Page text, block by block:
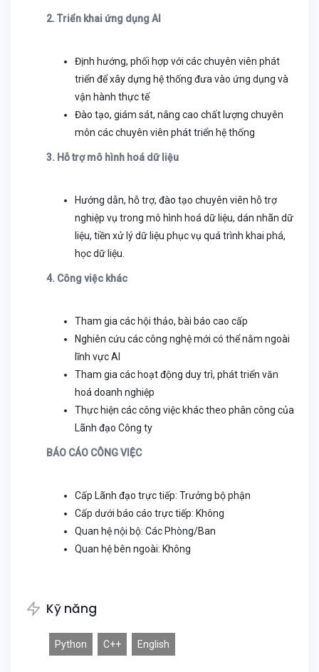
2. Triển khai ứng dụng AI
Định hướng, phối hợp với các chuyên viên phát
triển để xây dựng hệ thống đưa vào ứng dụng và
vận hành thực tế
Đào tạo, giám sát, nâng cao chất lượng chuyên
môn các chuyên viên phát triển hệ thống
3. Hỗ trợ mô hình hoá dữ liệu
Hướng dẫn, hỗ trợ, đào tạo chuyên viên hỗ trợ
nghiệp vụ trong mô hình hoá dữ liệu, dán nhãn dữ
liệu, tiền xử lý dữ liệu phục vụ quá trình khai phá,
học dữ liệu.
4. Công việc khác
Tham gia các hội thảo, bài báo cao cấp
Nghiên cứu các công nghệ mới có thể nằm ngoài
lĩnh vực AI
Tham gia các hoạt động duy trì, phát triển văn
hoá doanh nghiệp
Thực hiện các công việc khác theo phân công của
Lãnh đạo Công ty
BÁO CÁO CÔNG VIỆC
Cấp Lãnh đạo trực tiếp: Trưởng bộ phận
Cấp dưới báo cáo trực tiếp: Không
Quan hệ nội bộ: Các Phòng/Ban
Quan hệ bên ngoài: Không
Kỹ năng
Python C++ English